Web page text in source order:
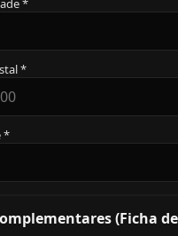
*
*
*
(Ficha